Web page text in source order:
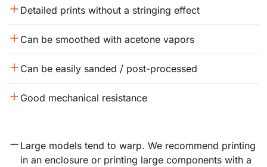
Detailed prints without a stringing effect
Can be smoothed with acetone vapors
Can be easily sanded / post-processed
Good mechanical resistance
Large models tend to warp. We recommend printing
in an enclosure or printing large components with a